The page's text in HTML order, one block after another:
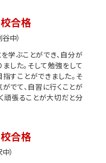
308名、國學院191名、武
名、駒澤247名、専修291名
他多数合格！
によるもので、湘南ゼミナー
合格
中）
学ぶことができ、自分が
した。そして勉強をして
すことができました。そ
でて、自習に行くことが
頑張ることが大切だと分
合格
）